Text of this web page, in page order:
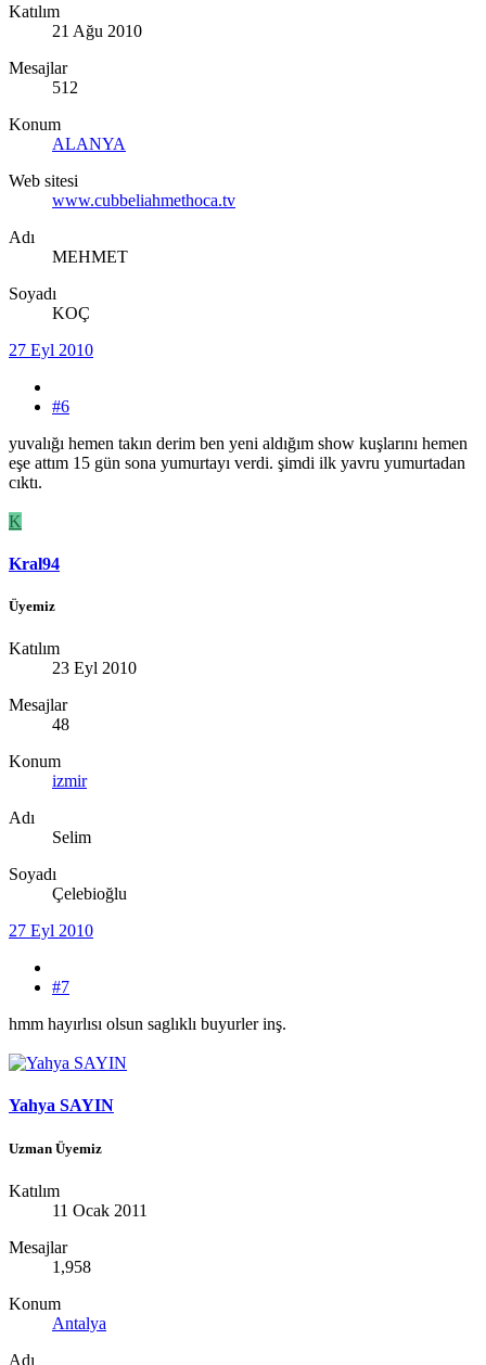
Katılım
21 Ağu 2010
Mesajlar
512
Konum
ALANYA
Web sitesi
www.cubbeliahmethoca.tv
Adı
MEHMET
Soyadı
KOÇ
27 Eyl 2010
#6
yuvalığı hemen takın derim ben yeni aldığım show kuşlarını hemen
eşe attım 15 gün sona yumurtayı verdi. şimdi ilk yavru yumurtadan
cıktı.
K
Kral94
Üyemiz
Katılım
23 Eyl 2010
Mesajlar
48
Konum
izmir
Adı
Selim
Soyadı
Çelebioğlu
27 Eyl 2010
#7
hmm hayırlısı olsun saglıklı buyurler inş.
Yahya SAYIN
Uzman Üyemiz
Katılım
11 Ocak 2011
Mesajlar
1,958
Konum
Antalya
Adı